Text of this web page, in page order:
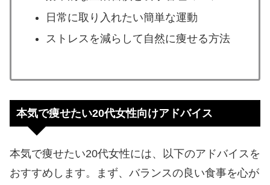
日常に取り入れたい簡単な運動
ストレスを減らして自然に痩せる方法
本気で痩せたい20代女性向けアドバイス
本気で痩せたい20代女性には、以下のアドバイスを
おすすめします。まず、バランスの良い食事を心が